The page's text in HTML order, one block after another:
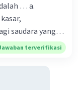
tentang
rasa syukur
ciptaan
nikmat
… a.
saudara yang
tawakal. b.
terverifikasi